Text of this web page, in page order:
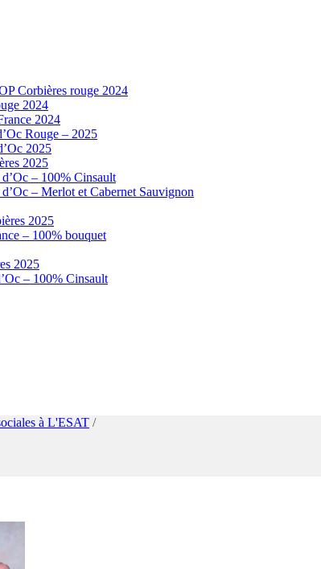
Corbières rouge 2024
2024
2024
Rouge – 2025
2025
2025
– 100% Cinsault
– Merlot et Cabernet Sauvignon
2025
– 100% bouquet
2025
– 100% Cinsault
à L'ESAT /